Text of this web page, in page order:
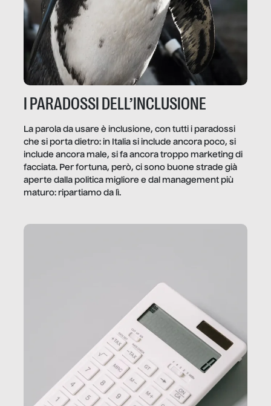
I PARADOSSI DELL’INCLUSIONE
La parola da usare è inclusione, con tutti i paradossi
che si porta dietro: in Italia si include ancora poco, si
include ancora male, si fa ancora troppo marketing di
facciata. Per fortuna, però, ci sono buone strade già
aperte dalla politica migliore e dal management più
maturo: ripartiamo da lì.